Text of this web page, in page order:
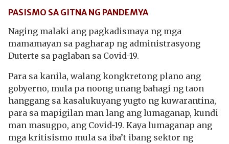
PASISMO SA GITNA NG PANDEMYA
Naging malaki ang pagkadismaya ng mga
mamamayan sa pagharap ng administrasyong
Duterte sa paglaban sa Covid-19.
Para sa kanila, walang kongkretong plano ang
gobyerno, mula pa noong unang bahagi ng taon
hanggang sa kasalukuyang yugto ng kuwarantina,
para sa mapigilan man lang ang lumaganap, kundi
man masugpo, ang Covid-19. Kaya lumaganap ang
mga kritisismo mula sa iba’t ibang sektor ng